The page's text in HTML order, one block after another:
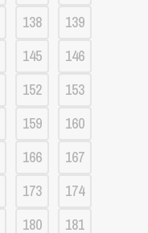
138
139
145
146
152
153
159
160
166
167
173
174
180
181